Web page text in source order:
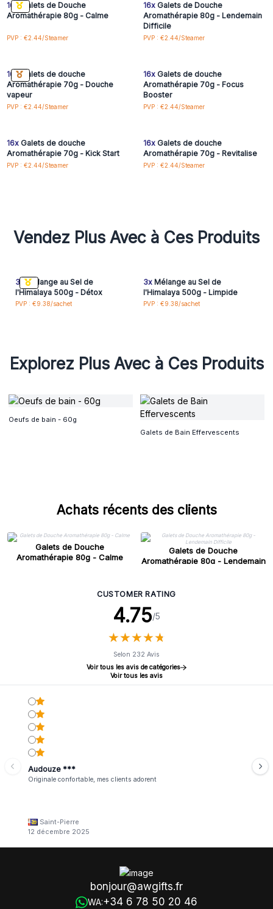
16xGalets de Douche
Aromathérapie 80g - Calme
PVP : €2.44/Steamer
16xGalets de Douche
Aromathérapie 80g - Lendemain
Difficile
PVP : €2.44/Steamer
Connectez-vous ou
16xGalets de douche
Aromathérapie 70g - Douche
vapeur
PVP : €2.44/Steamer
Connectez-vous ou
16xGalets de douche
Aromathérapie 70g - Focus
Booster
PVP : €2.44/Steamer
Connectez-vous ou
16xGalets de douche
Aromathérapie 70g - Kick Start
PVP : €2.44/Steamer
Connectez-vous ou
16xGalets de douche
Aromathérapie 70g - Revitalise
PVP : €2.44/Steamer
Vendez Plus Avec à Ces Produits
3x Mélange au Sel de
l'Himalaya 500g - Détox
PVP : €9.38/sachet
3xMélange au Sel de
l'Himalaya 500g - Limpide
PVP : €9.38/sachet
Explorez Plus Avec à Ces Produits
Oeufs de bain - 60g
Galets de Bain Effervescents
Achats récents des clients
Galets de Douche
Aromathérapie 80g - Calme
Galets de Douche
Aromathérapie 80g - Lendemain
CUSTOMER RATING
4.75/5
★★★★★
★★★★★
Selon 232 Avis
Voir tous les avis de catégories
Voir tous les avis
Audouze ***
Originale confortable, mes clients adorent
Saint-Pierre
12 décembre 2025
bonjour@awgifts.fr
WA:+34 6 78 50 20 46